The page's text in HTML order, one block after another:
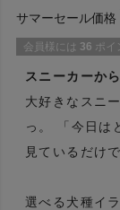
サマーセール価格
会員様には 36 ポイ
スニーカーか
大好きなスニ
っ。 「今日は
見ているだけ
選べる犬種イ